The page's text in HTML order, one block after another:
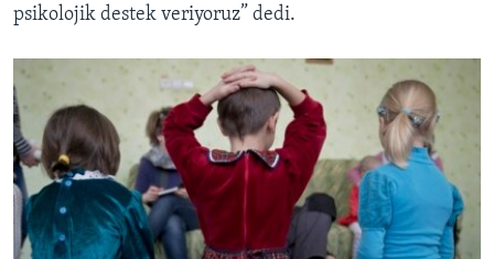
psikolojik destek veriyoruz” dedi.